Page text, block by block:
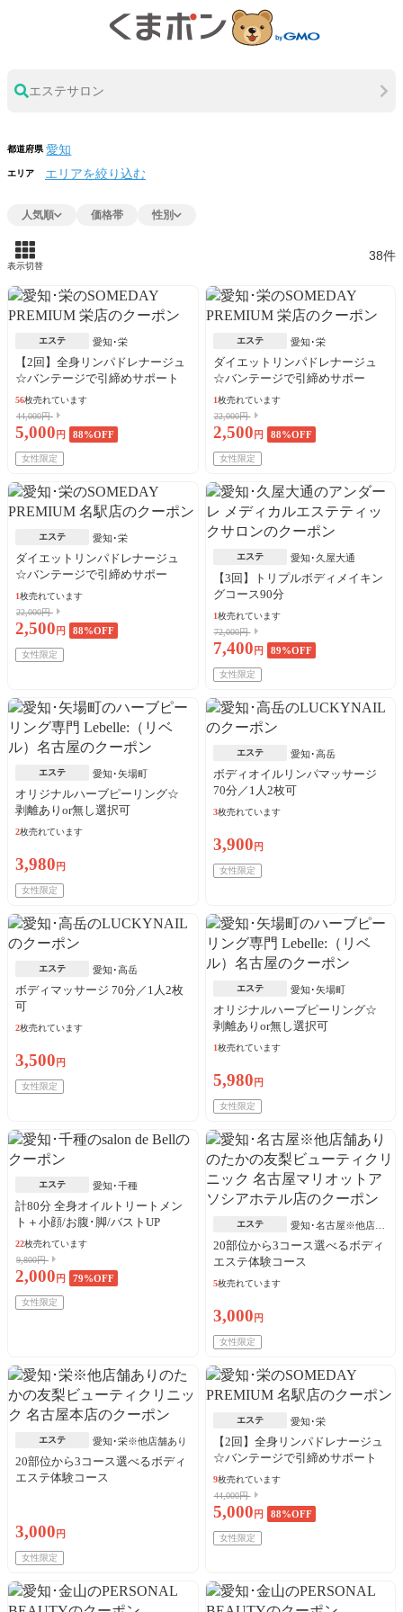
エステサロン
都道府県
エリア エリアを絞り込む
人気順 価格帯 性別
表示切替
38件
エステ 愛知･栄
【2回】全身リンパドレナージュ
☆バンテージで引締めサポート
56枚売れています
44,000円
5,000 円 88%OFF
女性限定
エステ 愛知･栄
ダイエットリンパドレナージュ
☆バンテージで引締めサポー
ト！
1枚売れています
22,000円
2,500 円 88%OFF
女性限定
エステ 愛知･栄
ダイエットリンパドレナージュ
☆バンテージで引締めサポー
ト！
1枚売れています
22,000円
2,500 円 88%OFF
女性限定
エステ 愛知･久屋大通
【3回】トリプルボディメイキン
グコース90分
1枚売れています
72,000円
7,400 円 89%OFF
女性限定
エステ 愛知･矢場町
オリジナルハーブピーリング☆
剥離ありor無し選択可
2枚売れています
3,980 円
女性限定
エステ 愛知･高岳
ボディオイルリンパマッサージ
70分／1人2枚可
3枚売れています
3,900 円
女性限定
エステ 愛知･高岳
ボディマッサージ 70分／1人2枚
可
2枚売れています
3,500 円
女性限定
エステ 愛知･矢場町
オリジナルハーブピーリング☆
剥離ありor無し選択可
1枚売れています
5,980 円
女性限定
エステ 愛知･千種
計80分 全身オイルトリートメン
ト＋小顔/お腹･脚/バストUP
22枚売れています
9,800円
2,000 円 79%OFF
女性限定
エステ
愛知･名古屋※他店舗
あり
20部位から3コース選べるボディ
エステ体験コース
5枚売れています
3,000 円
女性限定
エステ 愛知･栄※他店舗あり
20部位から3コース選べるボディ
エステ体験コース
3,000 円
女性限定
エステ 愛知･栄
【2回】全身リンパドレナージュ
☆バンテージで引締めサポート
9枚売れています
44,000円
5,000 円 88%OFF
女性限定